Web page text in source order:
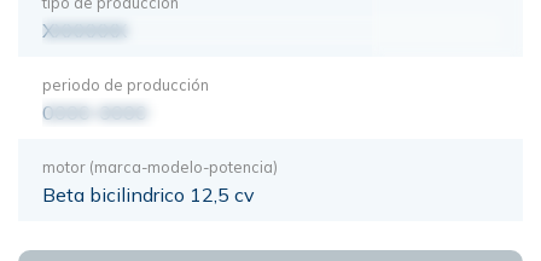
XXXXXXX
periodo de producción
0000-0000
motor (marca-modelo-potencia)
Beta bicilindrico 12,5 cv